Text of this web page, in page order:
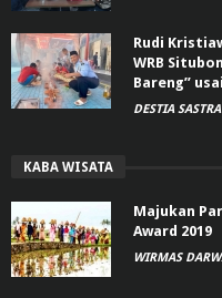
Rudi
WRB
Bareng”
DESTIA SASTRA
KABA WISATA
Majukan
Award 2019
WIRMAS